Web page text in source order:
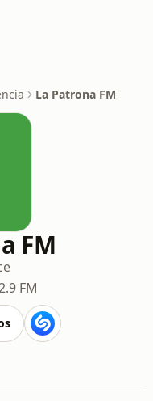
La Patrona FM
FM
FM